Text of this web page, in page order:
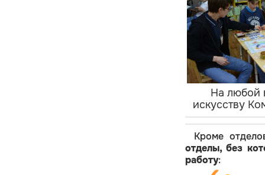
На любой
искусству
Кроме
отделы, без
работу: